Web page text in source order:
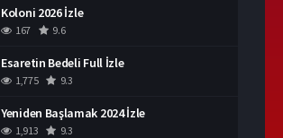
Koloni 2026 İzle
167 9.6
Esaretin Bedeli Full İzle
1,775 9.3
Yeniden Başlamak 2024 İzle
1,913 9.3